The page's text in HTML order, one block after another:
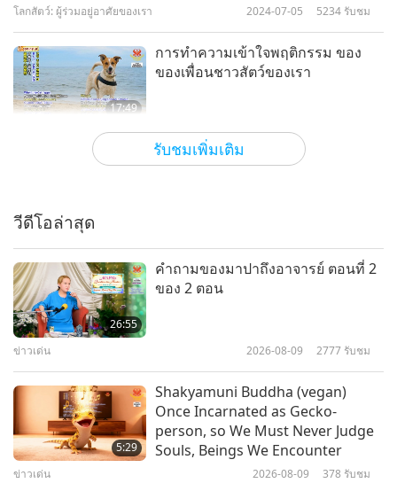
รับชมเพิ่มเติม
โลกสัตว์: ผู้ร่วมอยู่อาศัยของเรา 2024-07-05 5234 รับชม
17:49
การทำความเข้าใจพฤติกรรม ของ
ของเพื่อนชาวสัตว์ของเรา
โลกสัตว์: ผู้ร่วมอยู่อาศัยของเรา 2024-01-12
3374 รับชม
สหายชาวสัตว์ ที่เป็นวีแกนก็สามารถ
ความก้าวหน้าของกฎหมายเพื่อสัตว์
กับวาเนสซา ชาคิบ (วีแกน) ตอนที่ 1
จาก 2 ตอน
วีดีโอล่าสุด
26:55
คำถามของมาปาถึงอาจารย์ ตอนที่ 2
ของ 2 ตอน
ข่าวเด่น 2026-08-09 2777 รับชม
5:29
Shakyamuni Buddha (vegan)
Once Incarnated as Gecko-
person, so We Must Never Judge
Souls, Beings We Encounter
ข่าวเด่น 2026-08-09 378 รับชม